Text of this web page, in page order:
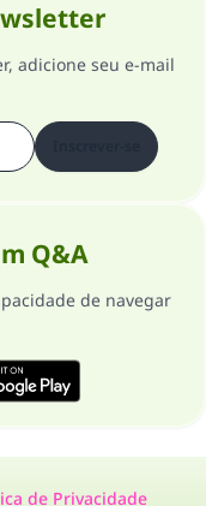
adicione seu e-mail
Q&A
de navegar
de Privacidade